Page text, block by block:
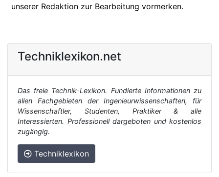
unserer Redaktion zur Bearbeitung vormerken.
Techniklexikon.net
Das freie Technik-Lexikon. Fundierte Informationen zu
allen Fachgebieten der Ingenieurwissenschaften, für
Wissenschaftler, Studenten, Praktiker & alle
Interessierten. Professionell dargeboten und kostenlos
zugängig.
Techniklexikon